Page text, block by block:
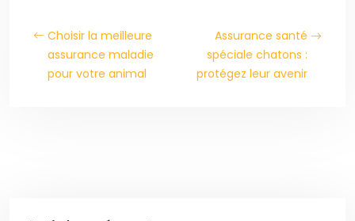
Choisir la meilleure
assurance maladie
pour votre animal
Assurance santé
spéciale chatons :
protégez leur avenir